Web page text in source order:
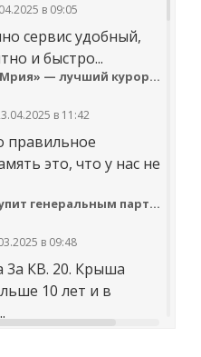
в 09:05
сервис удобный,
и быстро...
Курорт Сбера «Мрия» — лучший курортный отель по версии Russian Hospitality Awards
в 11:42
правильное
это, что у нас не
Сбербанк выступит генеральным партнером онлайн-шествия «Бессмертный полк»
в 09:48
3а КВ. 20. Крыша
10 лет и в